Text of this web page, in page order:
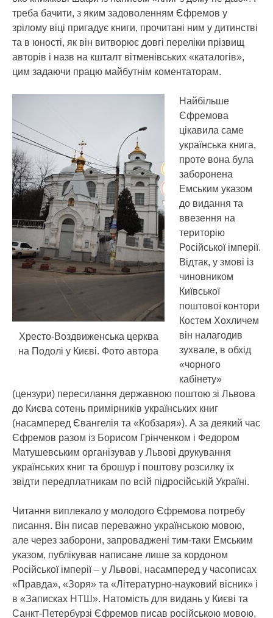
треба бачити, з яким задоволенням Єфремов у
зрілому віці пригадує книги, прочитані ним у дитинстві
та в юності, як він витворює довгі переліки прізвищ
авторів і назв на кшталт вітменівських «каталогів»,
цим задаючи працю майбутнім коментаторам.
Хресто-Воздвиженська церква
на Подолі у Києві. Фото автора
Найбільше
Єфремова
цікавила саме
українська книга,
проте вона була
заборонена
Емським указом
до видання та
ввезення на
територію
Російської імперії.
Відтак, у змові із
чиновником
Київської
поштової контори
Костем Хохличем
він налагодив
зухвале, в обхід
«чорного
кабінету»
(цензури) пересилання державною поштою зі Львова
до Києва сотень примірників українських книг
(насамперед Євангелія та «Кобзаря»). А за деякий час
Єфремов разом із Борисом Грінченком і Федором
Матушевським організував у Львові друкування
українських книг та брошур і поштову розсилку їх
звідти передплатникам по всій підросійській Україні.
Читання виплекало у молодого Єфремова потребу
писання. Він писав переважно українською мовою,
але через заборони, запроваджені тим-таки Емським
указом, публікував написане лише за кордоном
Російської імперії – у Львові, насамперед у часописах
«Правда», «Зоря» та «Літературно-науковий вісник» і
в «Записках НТШ». Натомість для видань у Києві та
Санкт-Петербурзі Єфремов писав російською мовою,